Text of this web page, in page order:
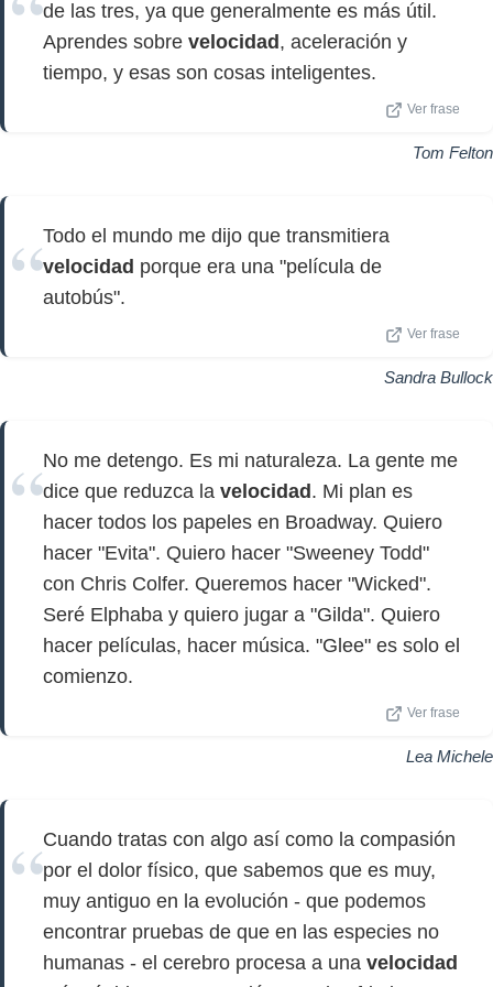
de las tres, ya que generalmente es más útil.
Aprendes sobre velocidad , aceleración y
tiempo, y esas son cosas inteligentes.
Ver frase
Tom Felton
Todo el mundo me dijo que transmitiera
velocidad porque era una "película de
autobús".
Ver frase
Sandra Bullock
No me detengo. Es mi naturaleza. La gente me
dice que reduzca la velocidad . Mi plan es
hacer todos los papeles en Broadway. Quiero
hacer "Evita". Quiero hacer "Sweeney Todd"
con Chris Colfer. Queremos hacer "Wicked".
Seré Elphaba y quiero jugar a "Gilda". Quiero
hacer películas, hacer música. "Glee" es solo el
comienzo.
Ver frase
Lea Michele
Cuando tratas con algo así como la compasión
por el dolor físico, que sabemos que es muy,
muy antiguo en la evolución - que podemos
encontrar pruebas de que en las especies no
humanas - el cerebro procesa a una velocidad